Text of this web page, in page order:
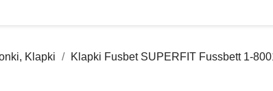
Klapki Klapki Fusbet SUPERFIT Fussbett 1-